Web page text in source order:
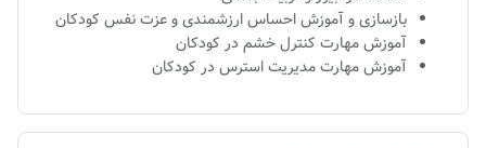
بازسازى و آموزش احساس ارزشمندى و عزت نفس کودکان
آموزش مهارت کنترل خشم در کودکان
آموزش مهارت مدیریت استرس در کودکان